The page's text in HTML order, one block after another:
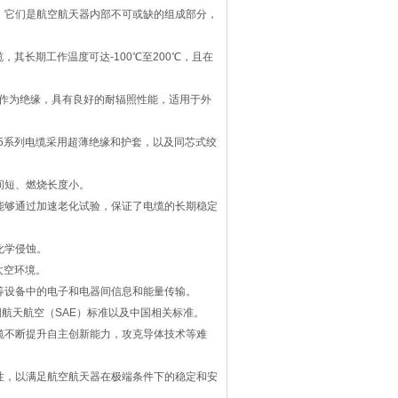
们是航空航天器内部不可或缺的组成部分，
，其长期工作温度可达-100℃至200℃，且在
为绝缘，具有良好的耐辐照性能，适用于外
列电缆采用超薄绝缘和护套，以及同芯式绞
、燃烧长度小。
通过加速老化试验，保证了电缆的长期稳定
侵蚀。
环境。
备中的电子和电器间信息和能量传输。
天航空（SAE）标准以及中国相关标准。
断提升自主创新能力，攻克导体技术等难
以满足航空航天器在极端条件下的稳定和安